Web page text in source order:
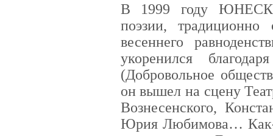
В 1999 году
поэзии,
весеннего
укоренился
(Добровольное
он вышел на сцену
Вознесенского,
Юрия Любимова… Как-